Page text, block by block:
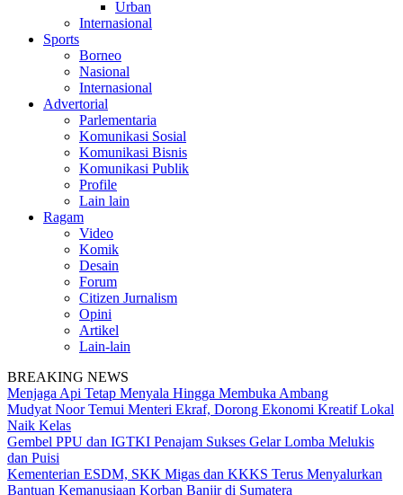
Urban
Internasional
Sports
Borneo
Nasional
Internasional
Advertorial
Parlementaria
Komunikasi Sosial
Komunikasi Bisnis
Komunikasi Publik
Profile
Lain lain
Ragam
Video
Komik
Desain
Forum
Citizen Jurnalism
Opini
Artikel
Lain-lain
BREAKING NEWS
Menjaga Api Tetap Menyala Hingga Membuka Ambang
Mudyat Noor Temui Menteri Ekraf, Dorong Ekonomi Kreatif Lokal
Naik Kelas
Gembel PPU dan IGTKI Penajam Sukses Gelar Lomba Melukis
dan Puisi
Kementerian ESDM, SKK Migas dan KKKS Terus Menyalurkan
Bantuan Kemanusiaan Korban Banjir di Sumatera